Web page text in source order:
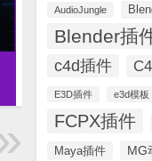
AudioJungle
Blender插
c4d插件
E3D插件 e3d模板
FCPX插件
Maya插件 MG